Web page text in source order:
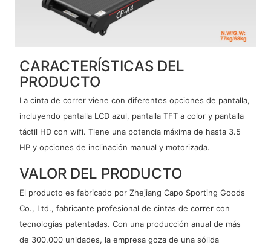
CARACTERÍSTICAS DEL
PRODUCTO
La cinta de correr viene con diferentes opciones de pantalla,
incluyendo pantalla LCD azul, pantalla TFT a color y pantalla
táctil HD con wifi. Tiene una potencia máxima de hasta 3.5
HP y opciones de inclinación manual y motorizada.
VALOR DEL PRODUCTO
El producto es fabricado por Zhejiang Capo Sporting Goods
Co., Ltd., fabricante profesional de cintas de correr con
tecnologías patentadas. Con una producción anual de más
de 300.000 unidades, la empresa goza de una sólida